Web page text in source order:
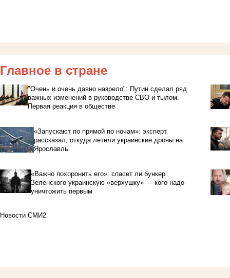
Главное в стране
"Очень и очень давно назрело": Путин сделал ряд
важных изменений в руководстве СВО и тылом.
Первая реакция в обществе
«Запускают по прямой по ночам»: эксперт
рассказал, откуда летели украинские дроны на
Ярославль
«Важно похоронить его»: спасет ли бункер
Зеленского украинскую «верхушку» — кого надо
уничтожить первым
Новости СМИ2